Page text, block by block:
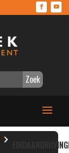
Zoek